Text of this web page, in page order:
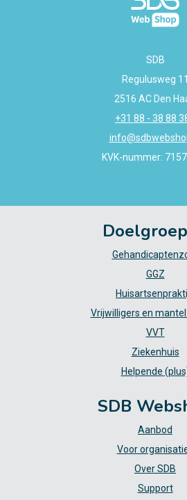
SDB
Regulusweg 11
2516 AC Den
+31 88 - 38 88
KVK-nummer:
GGZ
Vrijwilligers en
VVT
Ziekenhuis
Helpende
SDB
Aanbod
Voor
Over SDB
Support